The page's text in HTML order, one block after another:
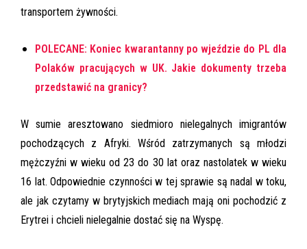
transportem żywności.
POLECANE: Koniec kwarantanny po wjeździe do PL dla
Polaków pracujących w UK. Jakie dokumenty trzeba
przedstawić na granicy?
W sumie aresztowano siedmioro nielegalnych imigrantów
pochodzących z Afryki. Wśród zatrzymanych są młodzi
mężczyźni w wieku od 23 do 30 lat oraz nastolatek w wieku
16 lat. Odpowiednie czynności w tej sprawie są nadal w toku,
ale jak czytamy w brytyjskich mediach mają oni pochodzić z
Erytrei i chcieli nielegalnie dostać się na Wyspę.